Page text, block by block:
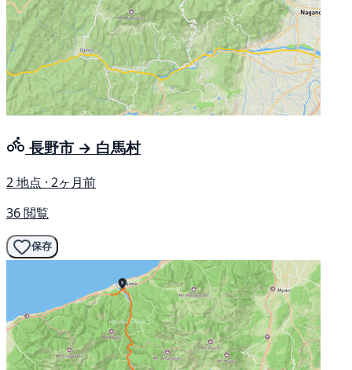
長野市 → 白馬村
2 地点 · 2ヶ月前
36 閲覧
保存